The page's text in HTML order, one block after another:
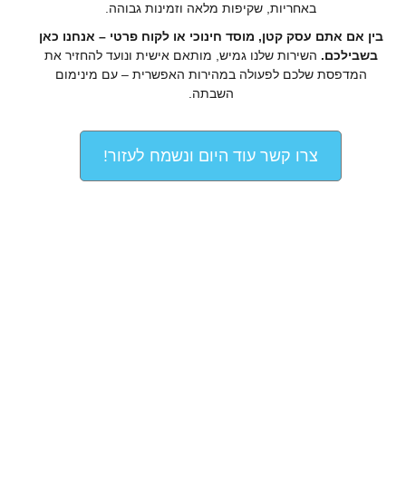
באחריות, שקיפות מלאה וזמינות גבוהה.
בין אם אתם עסק קטן, מוסד חינוכי או לקוח פרטי – אנחנו כאן
בשבילכם. השירות שלנו גמיש, מותאם אישית ונועד להחזיר את
המדפסת שלכם לפעולה במהירות האפשרית – עם מינימום
השבתה.
צרו קשר עוד היום ונשמח לעזור!